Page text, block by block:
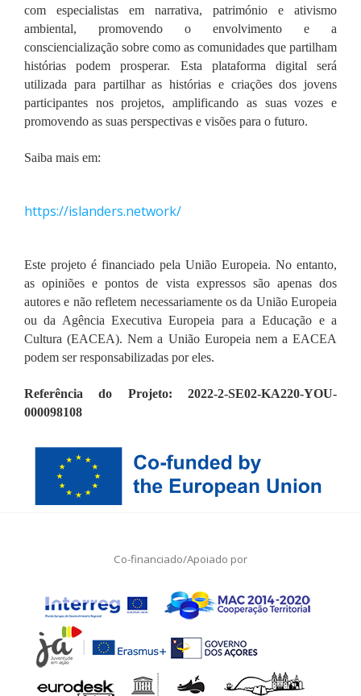
com especialistas em narrativa, património e ativismo
ambiental, promovendo o envolvimento e a
consciencialização sobre como as comunidades que partilham
histórias podem prosperar. Esta plataforma digital será
utilizada para partilhar as histórias e criações dos jovens
participantes nos projetos, amplificando as suas vozes e
promovendo as suas perspectivas e visões para o futuro.
Saiba mais em:
https://islanders.network/
Este projeto é financiado pela União Europeia. No entanto,
as opiniões e pontos de vista expressos são apenas dos
autores e não refletem necessariamente os da União Europeia
ou da Agência Executiva Europeia para a Educação e a
Cultura (EACEA). Nem a União Europeia nem a EACEA
podem ser responsabilizadas por eles.
Referência do Projeto: 2022-2-SE02-KA220-YOU-
000098108
Co-financiado/Apoiado por